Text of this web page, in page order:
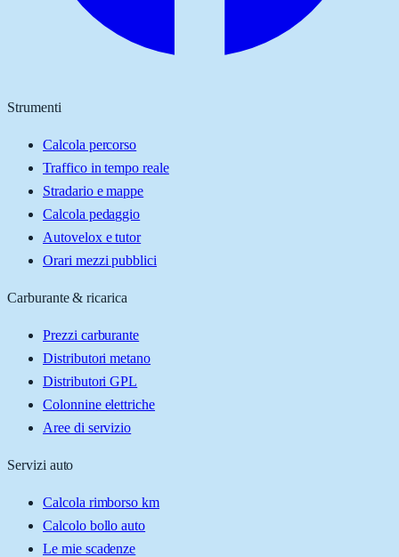
Strumenti
Calcola percorso
Traffico in tempo reale
Stradario e mappe
Calcola pedaggio
Autovelox e tutor
Orari mezzi pubblici
Carburante & ricarica
Prezzi carburante
Distributori metano
Distributori GPL
Colonnine elettriche
Aree di servizio
Servizi auto
Calcola rimborso km
Calcolo bollo auto
Le mie scadenze